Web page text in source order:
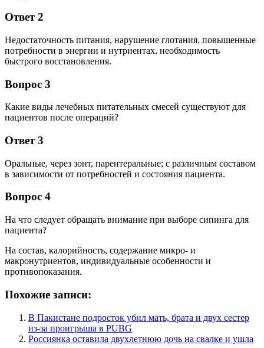
Ответ 2
Недостаточность питания, нарушение глотания, повышенные
потребности в энергии и нутриентах, необходимость
быстрого восстановления.
Вопрос 3
Какие виды лечебных питательных смесей существуют для
пациентов после операций?
Ответ 3
Оральные, через зонт, парентеральные; с различным составом
в зависимости от потребностей и состояния пациента.
Вопрос 4
На что следует обращать внимание при выборе сипинга для
пациента?
На состав, калорийность, содержание микро- и
макронутриентов, индивидуальные особенности и
противопоказания.
Похожие записи:
В Пакистане подросток убил мать, брата и двух сестер
из-за проигрыша в PUBG
Россиянка оставила двухлетнюю дочь на свалке и ушла